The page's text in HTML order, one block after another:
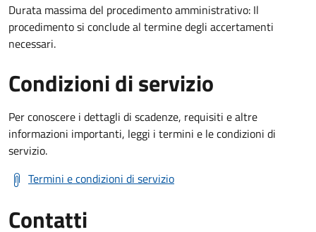
Durata massima del procedimento amministrativo: Il
procedimento si conclude al termine degli accertamenti
necessari.
Condizioni di servizio
Per conoscere i dettagli di scadenze, requisiti e altre
informazioni importanti, leggi i termini e le condizioni di
servizio.
Termini e condizioni di servizio
Contatti